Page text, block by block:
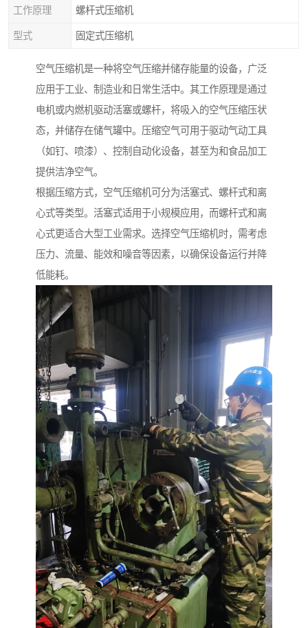
工作原理 螺杆式压缩机
型式 固定式压缩机
空气压缩机是一种将空气压缩并储存能量的设备，广泛
应用于工业、制造业和日常生活中。其工作原理是通过
电机或内燃机驱动活塞或螺杆，将吸入的空气压缩压状
态，并储存在储气罐中。压缩空气可用于驱动气动工具
（如钉、喷漆）、控制自动化设备，甚至为和食品加工
提供洁净空气。
根据压缩方式，空气压缩机可分为活塞式、螺杆式和离
心式等类型。活塞式适用于小规模应用，而螺杆式和离
心式更适合大型工业需求。选择空气压缩机时，需考虑
压力、流量、能效和噪音等因素，以确保设备运行并降
低能耗。